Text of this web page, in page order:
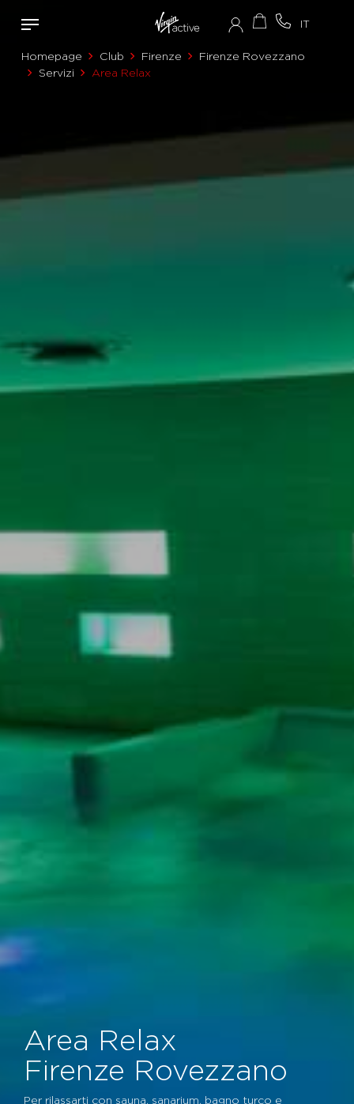
Homepage Club Firenze
Firenze Rovezzano
Servizi
Area Relax
Area Relax
Firenze Rovezzano
Per rilassarti con sauna, sanarium, bagno turco e